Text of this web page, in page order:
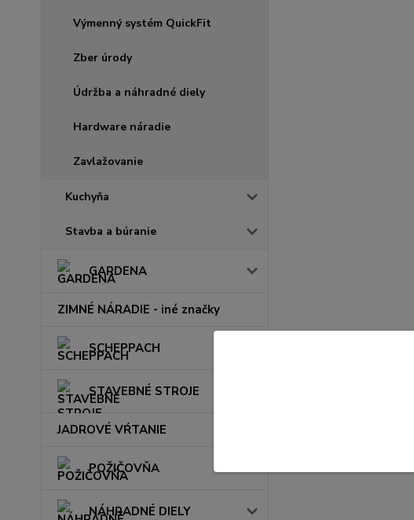
Výmenný systém QuickFit
Zber úrody
Údržba a náhradné diely
Hardware náradie
Zavlažovanie
Kuchyňa
Stavba a búranie
GARDENA
ZIMNÉ NÁRADIE - iné značky
SCHEPPACH
STAVEBNÉ STROJE
JADROVÉ VŔTANIE
POŽIČOVŇA
NÁHRADNÉ DIELY